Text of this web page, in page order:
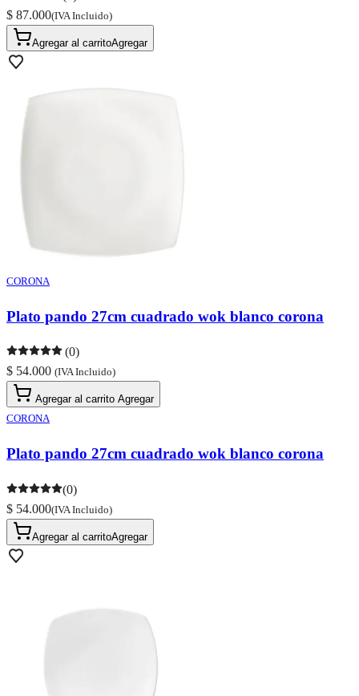
$ 87.000(IVA Incluido)
Agregar al carritoAgregar
CORONA
Plato pando 27cm cuadrado wok blanco corona
(0)
$ 54.000 (IVA Incluido)
Agregar al carrito Agregar
CORONA
Plato pando 27cm cuadrado wok blanco corona
(0)
$ 54.000(IVA Incluido)
Agregar al carritoAgregar